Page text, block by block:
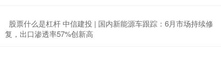
​股票什么是杠杆 中信建投 | 国内新能源车跟踪：6月市场持续修
复，出口渗透率57%创新高